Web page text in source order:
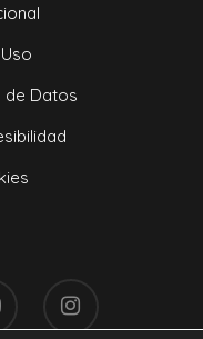
de Datos